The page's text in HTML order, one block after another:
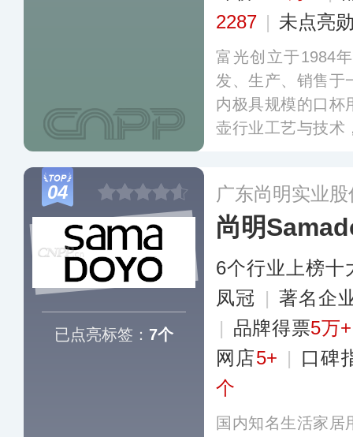
2287 | 未点亮
富光创立于1984
发、生产、销售于
内极具规模的口杯
壶行业工艺与技术
壶、咖啡杯、塑料
动健身、户外出行
04
已点亮标签： 7个
广东尚明实业
尚明
6个行业上榜十
凤冠 | 著名企
| 品牌得票5万+
网店5+ | 口碑
个
国内知名生活家居